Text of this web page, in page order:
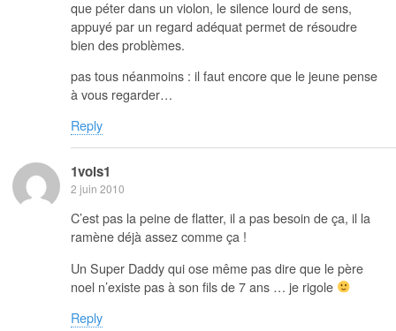
que péter dans un violon, le silence lourd de sens,
appuyé par un regard adéquat permet de résoudre
bien des problèmes.
pas tous néanmoins : il faut encore que le jeune pense
à vous regarder…
Reply
1vois1
2 juin 2010
C’est pas la peine de flatter, il a pas besoin de ça, il la
ramène déjà assez comme ça !
Un Super Daddy qui ose même pas dire que le père
noel n’existe pas à son fils de 7 ans … je rigole
Reply